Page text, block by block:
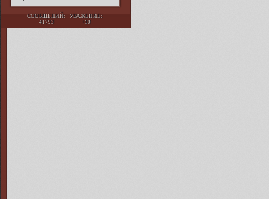
СООБЩЕНИЙ:
41793
УВАЖЕНИЕ:
+10